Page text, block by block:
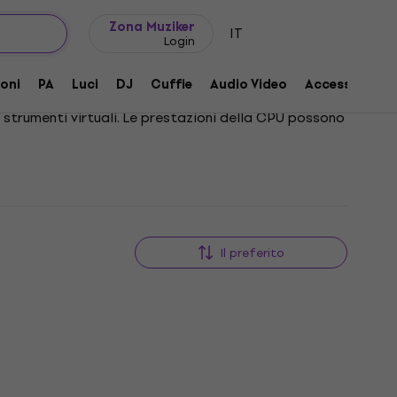
Zona Muziker
Login IT
PA Luci DJ Cuffie Audio Video Accessori
virtuali. Le prestazioni della CPU possono
Il preferito